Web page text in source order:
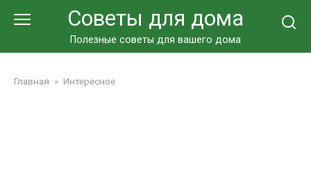
Советы для дома
Полезные советы для вашего дома
Главная » Интересное